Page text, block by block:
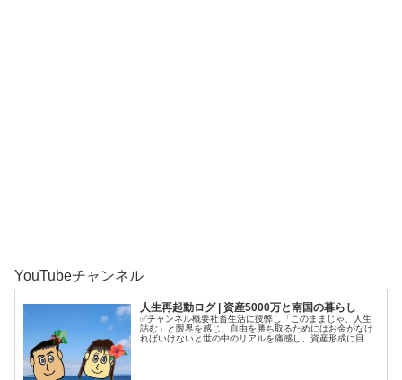
YouTubeチャンネル
人生再起動ログ | 資産5000万と南国の暮らし
✅チャンネル概要社畜生活に疲弊し「このままじゃ、人生
詰む」と限界を感じ、自由を勝ち取るためにはお金がなけ
ればいけないと世の中のリアルを痛感し、資産形成に目覚